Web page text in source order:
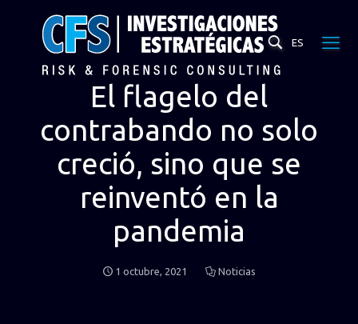
ES
El flagelo del
contrabando no solo
creció, sino que se
reinventó en la
pandemia
1 octubre, 2021 Noticias